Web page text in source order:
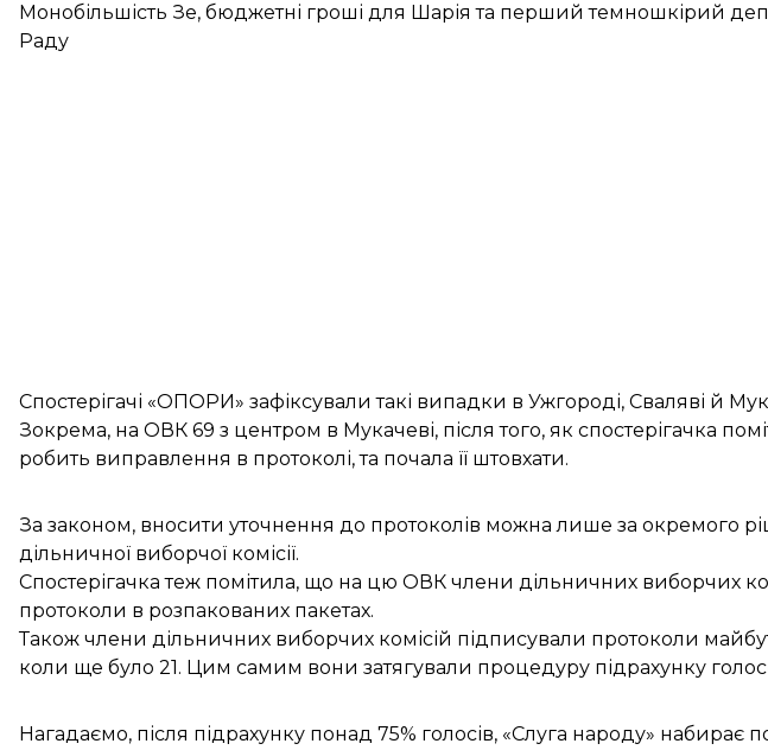
Монобільшість Зе, бюджетні гроші для Шарія та перший темношкірий
Раду
Спостерігачі «ОПОРИ» зафіксували такі випадки в Ужгороді, Сваляві й
Зокрема, на ОВК 69 з центром в Мукачеві, після того, як спостерігачка
робить виправлення в протоколі, та почала її штовхати.
За законом, вносити уточнення до протоколів можна лише за окремого
дільничної виборчої комісії.
Спостерігачка теж помітила, що на цю ОВК члени дільничних виборчих
протоколи в розпакованих пакетах.
Також члени дільничних виборчих комісій підписували протоколи
коли ще було 21. Цим самим вони затягували процедуру підрахунку
Нагадаємо, після підрахунку понад 75% голосів, «Слуга народу» набирає